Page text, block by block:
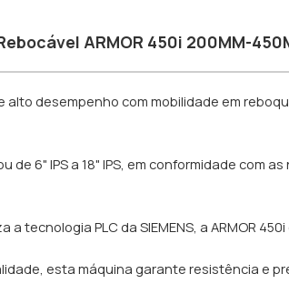
ARMOR 450i 200MM-
alto desempenho com mobilidade em
6" IPS a 18" IPS, em conformidade com
tecnologia PLC da SIEMENS, a ARMOR
esta máquina garante resistência e